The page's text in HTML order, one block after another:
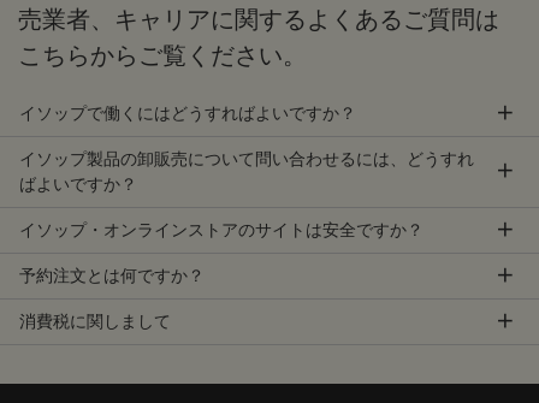
売業者、キャリアに関するよくあるご質問は
こちらからご覧ください。
イソップで働くにはどうすればよいですか？
イソップ製品の卸販売について問い合わせるには、どうすれ
ばよいですか？
イソップ・オンラインストアのサイトは安全ですか？
予約注文とは何ですか？
消費税に関しまして